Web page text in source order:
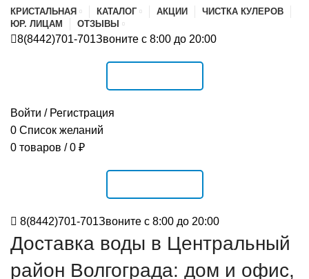
КРИСТАЛЬНАЯ КАТАЛОГ АКЦИИ
ЧИСТКА КУЛЕРОВ
ЮР. ЛИЦАМ
ОТЗЫВЫ
8(8442)701-701Звоните с 8:00 до 20:00
Войти / Регистрация
0 Список желаний
0 товаров / 0 ₽
8(8442)701-701Звоните с 8:00 до 20:00
Доставка воды в Центральный
район Волгограда: дом и офис,